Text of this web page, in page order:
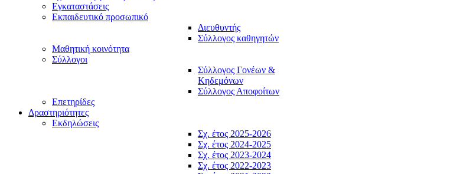
Εγκαταστάσεις
Εκπαιδευτικό προσωπικό
Διευθυντής
Σύλλογος καθηγητών
Μαθητική κοινότητα
Σύλλογοι
Σύλλογος Γονέων &
Κηδεμόνων
Σύλλογος Αποφοίτων
Επετηρίδες
Δραστηριότητες
Εκδηλώσεις
Σχ. έτος 2025-2026
Σχ. έτος 2024-2025
Σχ. έτος 2023-2024
Σχ. έτος 2022-2023